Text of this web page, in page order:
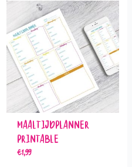
Maaltijdplanner
Printable
€1,99